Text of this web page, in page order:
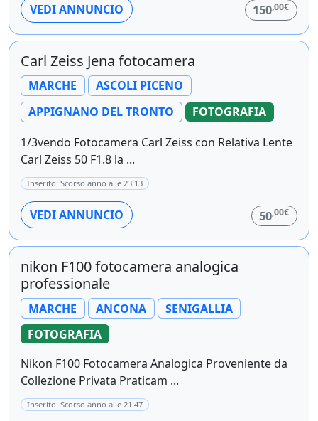
VEDI ANNUNCIO 150,00€
Carl Zeiss Jena fotocamera
MARCHE
ASCOLI PICENO
APPIGNANO DEL TRONTO
FOTOGRAFIA
1/3vendo Fotocamera Carl Zeiss con Relativa Lente
Carl Zeiss 50 F1.8 la ...
Inserito: Scorso anno alle 23:13
VEDI ANNUNCIO 50,00€
nikon F100 fotocamera analogica
professionale
MARCHE ANCONA
SENIGALLIA
FOTOGRAFIA
Nikon F100 Fotocamera Analogica Proveniente da
Collezione Privata Praticam ...
Inserito: Scorso anno alle 21:47